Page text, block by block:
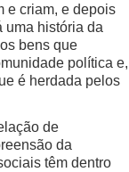
e criam, e depois
uma história da
bens que
política e,
é herdada pelos
de
da
têm dentro